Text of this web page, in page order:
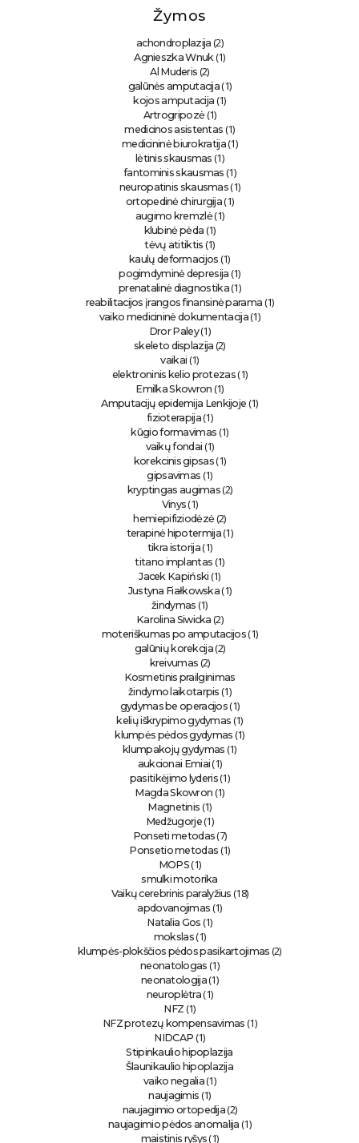
Žymos
achondroplazija (2)
Agnieszka Wnuk(1)
Al Muderis (2)
galūnės amputacija (1)
kojos amputacija (1)
Artrogripozė(1)
medicinos asistentas (1)
medicininė biurokratija(1)
lėtinis skausmas (1)
fantominis skausmas (1)
neuropatinis skausmas (1)
ortopedinė chirurgija (1)
augimo kremzlė(1)
klubinė pėda (1)
tėvų atitiktis (1)
kaulų deformacijos (1)
pogimdyminė depresija (1)
prenatalinė diagnostika(1)
reabilitacijos įrangos finansinė parama (1)
vaiko medicininė dokumentacija(1)
Dror Paley(1)
skeleto displazija (2)
vaikai (1)
elektroninis kelio protezas(1)
Emilka Skowron (1)
Amputacijų epidemija Lenkijoje (1)
fizioterapija(1)
kūgio formavimas (1)
vaikų fondai (1)
korekcinis gipsas(1)
gipsavimas (1)
kryptingas augimas (2)
Vinys (1)
hemiepifiziodėzė(2)
terapinė hipotermija(1)
tikra istorija (1)
titano implantas (1)
Jacek Kapiński (1)
Justyna Fiałkowska (1)
žindymas (1)
Karolina Siwicka (2)
moteriškumas po amputacijos(1)
galūnių korekcija(2)
kreivumas (2)
Kosmetinis prailginimas
žindymo laikotarpis (1)
gydymas be operacijos (1)
kelių iškrypimo gydymas (1)
klumpės pėdos gydymas (1)
klumpakojų gydymas (1)
aukcionai Emiai (1)
pasitikėjimo lyderis(1)
Magda Skowron (1)
Magnetinis (1)
Medžugorje(1)
Ponseti metodas (7)
Ponsetio metodas (1)
MOPS (1)
smulki motorika
Vaikų cerebrinis paralyžius (18)
apdovanojimas (1)
Natalia Gos (1)
mokslas(1)
klumpės-plokščios pėdos pasikartojimas (2)
neonatologas (1)
neonatologija(1)
neuroplėtra (1)
NFZ (1)
NFZ protezų kompensavimas (1)
NIDCAP (1)
Stipinkaulio hipoplazija
Šlaunikaulio hipoplazija
vaiko negalia(1)
naujagimis (1)
naujagimio ortopedija (2)
naujagimio pėdos anomalija (1)
maistinis ryšys (1)